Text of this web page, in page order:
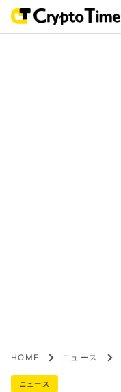
HOME ニュース
ニュース